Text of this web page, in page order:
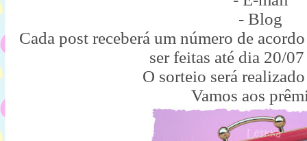
- Blog
Cada post receberá um número de
ser feitas até dia 20/
O sorteio será
Vamos aos